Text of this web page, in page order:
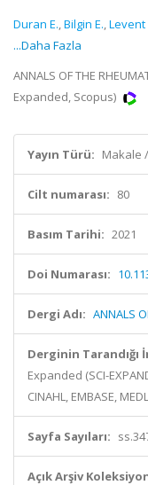
Duran E.,Bilgin E.,Levent
...Daha Fazla
ANNALS OF THE
Expanded, Scopus)
Yayın Türü: Makale
Cilt numarası: 80
Basım Tarihi: 2021
Doi Numarası:
Dergi Adı: ANNALS
Derginin Tarandığı
Expanded (SCI-
CINAHL, EMBASE,
Sayfa Sayıları:
Açık Arşiv